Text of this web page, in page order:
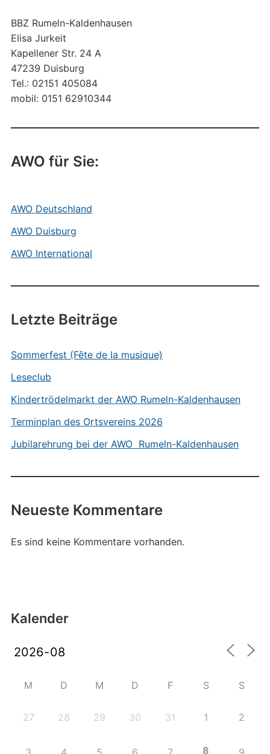
BBZ Rumeln-Kaldenhausen
Elisa Jurkeit
Kapellener Str. 24 A
47239 Duisburg
Tel.: 02151 405084
mobil: 0151 62910344
AWO für Sie:
AWO Deutschland
AWO Duisburg
AWO International
Letzte Beiträge
Sommerfest (Fête de la musique)
Leseclub
Kindertrödelmarkt der AWO Rumeln-Kaldenhausen
Terminplan des Ortsvereins 2026
Jubilarehrung bei der AWO Rumeln-Kaldenhausen
Neueste Kommentare
Es sind keine Kommentare vorhanden.
Kalender
M D M D F S S
27 28 29 30 31 1 2
8